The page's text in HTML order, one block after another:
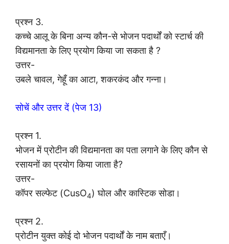
प्रश्न 3.
कच्चे आलू के बिना अन्य कौन-से भोजन पदार्थों को स्टार्च की
विद्यमानता के लिए प्रयोग किया जा सकता है ?
उत्तर-
उबले चावल, गेहूँ का आटा, शकरकंद और गन्ना।
सोचें और उत्तर दें (पेज 13)
प्रश्न 1.
भोजन में प्रोटीन की विद्यमानता का पता लगाने के लिए कौन से
रसायनों का प्रयोग किया जाता है?
उत्तर-
कॉपर सल्फेट (CusO4) घोल और कास्टिक सोडा।
प्रश्न 2.
प्रोटीन युक्त कोई दो भोजन पदार्थों के नाम बताएँ।